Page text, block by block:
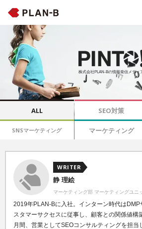
株式会社PLAN-Bの情報発信メディ
ALL SEO対策
SNSマーケティング マーケティング
WRITER
静 理絵
マーケティング部 マーケティングユニ
2019年PLAN-Bに入社。インターン時代はDMP
スタマーサクセスに従事し、顧客との関係値構
月間、営業としてSEOコンサルティングを担当